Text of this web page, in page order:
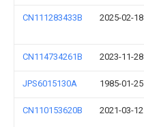
CN111283433B 2025-02-18
CN114734261B 2023-11-28
JPS6015130A 1985-01-25
CN110153620B 2021-03-12